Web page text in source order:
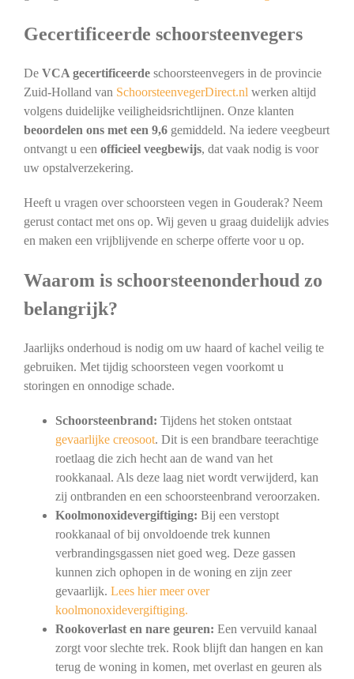
Gecertificeerde schoorsteenvegers
De VCA gecertificeerdeschoorsteenvegers in de provincie
Zuid-Holland van SchoorsteenvegerDirect.nl werken altijd
volgens duidelijke veiligheidsrichtlijnen. Onze klanten
beoordelen ons met een 9,6gemiddeld. Na iedere veegbeurt
ontvangt u een officieel veegbewijs, dat vaak nodig is voor
uw opstalverzekering.
Heeft u vragen over schoorsteen vegen in Gouderak? Neem
gerust contact met ons op. Wij geven u graag duidelijk advies
en maken een vrijblijvende en scherpe offerte voor u op.
Waarom is schoorsteenonderhoud zo
belangrijk?
Jaarlijks onderhoud is nodig om uw haard of kachel veilig te
gebruiken. Met tijdig schoorsteen vegen voorkomt u
storingen en onnodige schade.
Schoorsteenbrand: Tijdens het stoken ontstaat
gevaarlijke creosoot. Dit is een brandbare teerachtige
roetlaag die zich hecht aan de wand van het
rookkanaal. Als deze laag niet wordt verwijderd, kan
zij ontbranden en een schoorsteenbrand veroorzaken.
Koolmonoxidevergiftiging: Bij een verstopt
rookkanaal of bij onvoldoende trek kunnen
verbrandingsgassen niet goed weg. Deze gassen
kunnen zich ophopen in de woning en zijn zeer
gevaarlijk. Lees hier meer over
koolmonoxidevergiftiging.
Rookoverlast en nare geuren: Een vervuild kanaal
zorgt voor slechte trek. Rook blijft dan hangen en kan
terug de woning in komen, met overlast en geuren als